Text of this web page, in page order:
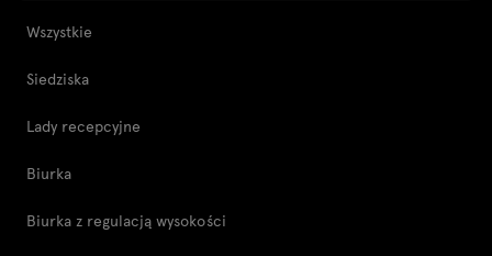
Wszystkie
Siedziska
Lady recepcyjne
Biurka
Biurka z regulacją wysokości